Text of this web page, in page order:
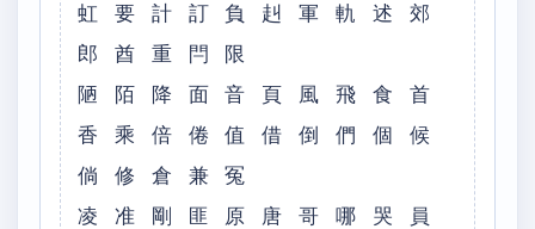
虹 要 計 訂 負 赳 軍 軌 述 郊
郎 酋 重 閂 限
陋 陌 降 面 音 頁 風 飛 食 首
香 乘 倍 倦 值 借 倒 們 個 候
倘 修 倉 兼 冤
凌 准 剛 匪 原 唐 哥 哪 哭 員